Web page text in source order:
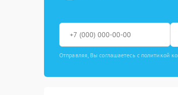
Отправляя, Вы соглашаетесь с политикой